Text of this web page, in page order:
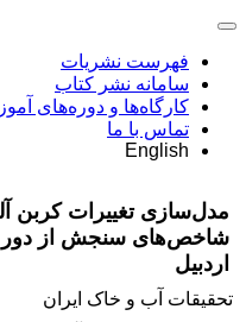
فهرست نشریات
سامانه نشر کتاب
کارگاه‌ها و دوره‌های
تماس با ما
English
مدل‌سازی تغییرات کربن
شاخص‌های سنجش از دور
اردبیل
تحقیقات آب و خاک ایران